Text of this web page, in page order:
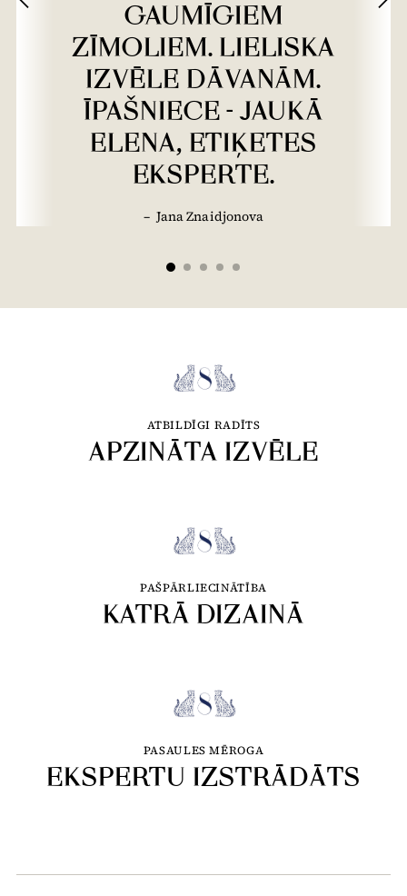
GAUMĪGIEM
ZĪMOLIEM. LIELISKA
IZVĒLE DĀVANĀM.
ĪPAŠNIECE - JAUKĀ
ELENA, ETIĶETES
EKSPERTE.
– Jana Znaidjonova
ATBILDĪGI RADĪTS
APZINĀTA IZVĒLE
PAŠPĀRLIECINĀTĪBA
KATRĀ DIZAINĀ
PASAULES MĒROGA
EKSPERTU IZSTRĀDĀTS